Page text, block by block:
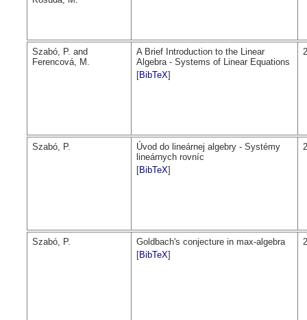
Szabó, P. and
Ferencová, M.
A Brief Introduction to the Linear
Algebra - Systems of Linear Equations
[BibTeX]
Szabó, P.
Úvod do lineárnej algebry - Systémy
lineárnych rovníc
[BibTeX]
Szabó, P.
Goldbach's conjecture in max-algebra
[BibTeX]